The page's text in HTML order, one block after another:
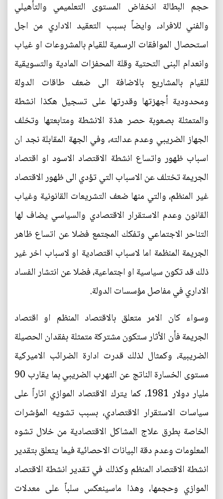
حجم البطالة انخفاض المستوى التعلميمي والتأهيلي
والفني للافراد، وايضاً بسبب التعقيد الاداري من اجل
استحصال الموافقات الرسمية للقيام بالمشروعات او غياب
وانعدام البنى التحتية وقلة المحفزات المادية والتسويقية
للقيام بالمشاريع بالاضافة الى ضعف طاقات الدولة
ومحدودية أجهزتها وقدرتها على تسجيل هكذا انشطة
والمتمثلة بصعوبة حصر هذة الانشطة ومتابعتها وتخلف
الجهاز الضريبي وعدم عدالته، وفي الجهة المقابلة نجد ان
اسباب ظهور واتساع انشطة الاقتصاد الاسود او اقتصاد
الجريمة تختلف عن الاسباب التي تؤدي الى ظهور الاقتصاد
غير المنظم، والتي منها ضعف التشريعات القانونية وغياب
القانون وعدم الاستقرار الاقتصادي والسياسي يضاف لها
التناحر الاجتماعي وتفكك المجتمع فضلا عن اتساع ظاهر
الجريمة المنظمة اما لاسباب اقتصادية او لاسباب اخر غير
ذلك قد تكون سياسية او اجتماعية، فضلا عن انتشار الفساد
الاداري في مفاصل مؤسسات الدولة.
وسواء كان الامر متعلق بالاقتصاد المنظم او اقتصاد
الجريمة فأن الأثار ستكون مشتركة متمثلة بفقدان الحصيلة
الضريبية، وكمثال لذلك قدرت ادارة الضرائب الاميركية
مستوى الخسارة الناتج عن التهرب الضريبي بما يقارب 90
مليار دولار 1981، كما يترك الاقتصاد الموازي اثاراً على
سياسات الاستقرار الاقتصادي، بسبب تشويه المؤشرات
الخاصة بطرق علاج المشاكل الاقتصادية من خلال تشوه
المعلومات وعدم دقة البيانات الاحصائية فيما يتعلق بتقدير
انشطة الاقتصاد المنظم وكذلك في تقدير انشطة الاقتصاد
الموازي وحجمها، وهذا ماسينعكس سلباً على معدلات